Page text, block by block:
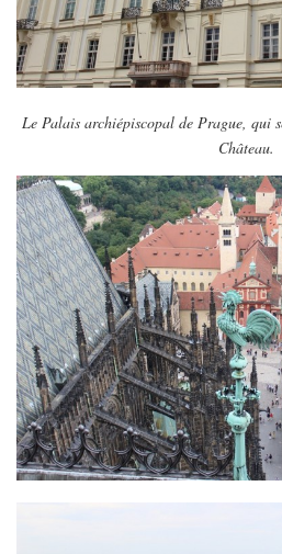
Le Palais archiépiscopal de Prague, qui
Château.